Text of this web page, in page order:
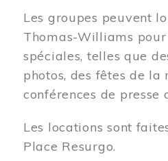
Les groupes peuvent
Thomas-Williams pour
spéciales, telles que
photos, des fêtes de la
conférences de presse
Les locations sont
Place Resurgo.